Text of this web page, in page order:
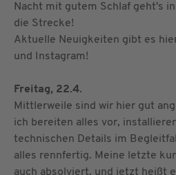
Nacht mit gutem Schlaf geht's
die Strecke!
Aktuelle Neuigkeiten gibt es
und Instagram!
Freitag, 22.4.
Mittlerweile sind wir hier gut
ich bereiten alles vor,
technischen Details im
alles rennfertig. Meine letzte
auch absolviert, und jetzt heißt